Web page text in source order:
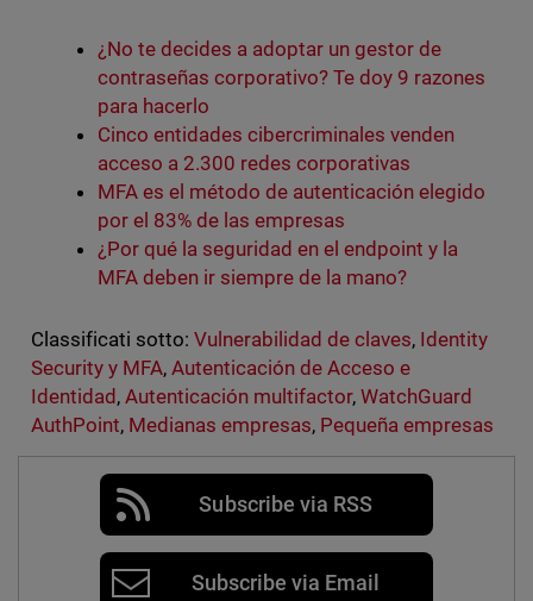
¿No te decides a adoptar un gestor de
contraseñas corporativo? Te doy 9 razones
para hacerlo
Cinco entidades cibercriminales venden
acceso a 2.300 redes corporativas
MFA es el método de autenticación elegido
por el 83% de las empresas
¿Por qué la seguridad en el endpoint y la
MFA deben ir siempre de la mano?
Classificati sotto: Vulnerabilidad de claves, Identity
Security y MFA, Autenticación de Acceso e
Identidad , Autenticación multifactor,WatchGuard
AuthPoint, Medianas empresas, Pequeña empresas
Subscribe via RSS
Subscribe via Email